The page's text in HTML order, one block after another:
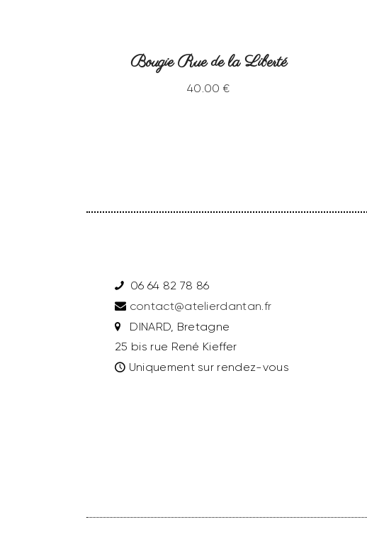
Bougie Rue de la Liberté
40.00 €
06 64 82 78 86
contact@atelierdantan.fr
DINARD, Bretagne
25 bis rue René Kieffer
Uniquement sur rendez-vous